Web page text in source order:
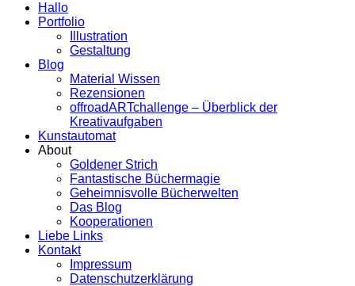
Hallo
Portfolio
Illustration
Gestaltung
Blog
Material Wissen
Rezensionen
offroadARTchallenge – Überblick der
Kreativaufgaben
Kunstautomat
About
Goldener Strich
Fantastische Büchermagie
Geheimnisvolle Bücherwelten
Das Blog
Kooperationen
Liebe Links
Kontakt
Impressum
Datenschutzerklärung